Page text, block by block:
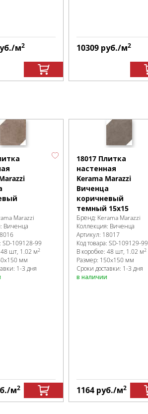
/м2 10309 руб./м2
Marazzi
Виченца
SD-109128-99
48 шт, 1.02 м2
мм
1-3 дня
/м2
18017 Плитка
настенная
Kerama Marazzi
Виченца
коричневый
темный 15х15
Бренд: Kerama Marazzi
Коллекция: Виченца
Артикул: 18017
Код товара: SD-109129-99
В коробке: 48 шт, 1.02 м2
Размер: 150x150 мм
Сроки доставки: 1-3 дня
в наличии
1164 руб./м2